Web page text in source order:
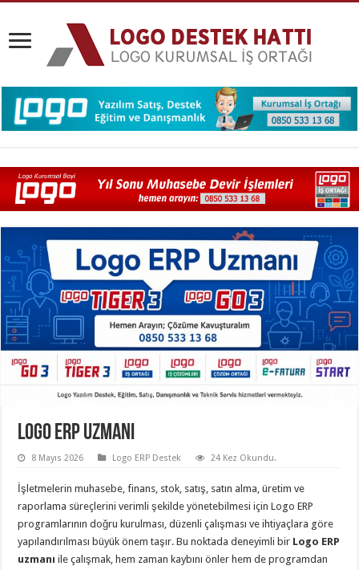
Logo ERP Uzmanı
8 Mayıs 2026 Logo ERP Destek 24 Kez Okundu.
İşletmelerin muhasebe, finans, stok, satış, satın alma, üretim ve
raporlama süreçlerini verimli şekilde yönetebilmesi için Logo ERP
programlarının doğru kurulması, düzenli çalışması ve ihtiyaçlara göre
yapılandırılması büyük önem taşır. Bu noktada deneyimli bir Logo ERP
uzmanı ile çalışmak, hem zaman kaybını önler hem de programdan